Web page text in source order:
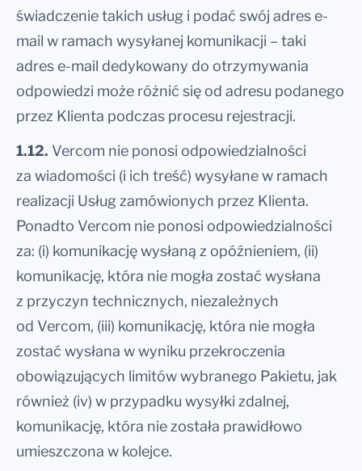
świadczenie takich usług i podać swój adres e-
mail w ramach wysyłanej komunikacji – taki
adres e-mail dedykowany do otrzymywania
odpowiedzi może różnić się od adresu podanego
przez Klienta podczas procesu rejestracji.
1.12. Vercom nie ponosi odpowiedzialności
za wiadomości (i ich treść) wysyłane w ramach
realizacji Usług zamówionych przez Klienta.
Ponadto Vercom nie ponosi odpowiedzialności
za: (i) komunikację wysłaną z opóźnieniem, (ii)
komunikację, która nie mogła zostać wysłana
z przyczyn technicznych, niezależnych
od Vercom, (iii) komunikację, która nie mogła
zostać wysłana w wyniku przekroczenia
obowiązujących limitów wybranego Pakietu, jak
również (iv) w przypadku wysyłki zdalnej,
komunikację, która nie została prawidłowo
umieszczona w kolejce.